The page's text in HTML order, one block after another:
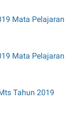
Mata Pelajaran
Mata Pelajaran
Tahun 2019